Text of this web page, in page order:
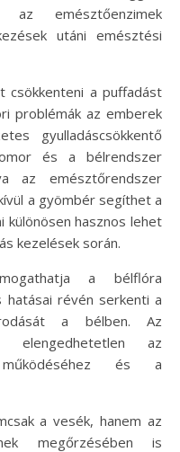
az emésztőenzimek
utáni emésztési
csökkenteni a puffadást
problémák az emberek
gyulladáscsökkentő
és a bélrendszer
az emésztőrendszer
a gyömbér segíthet a
különösen hasznos lehet
kezelések során.
a bélflóra
révén serkenti a
a bélben. Az
elengedhetetlen az
működéséhez és a
a vesék, hanem az
megőrzésében is